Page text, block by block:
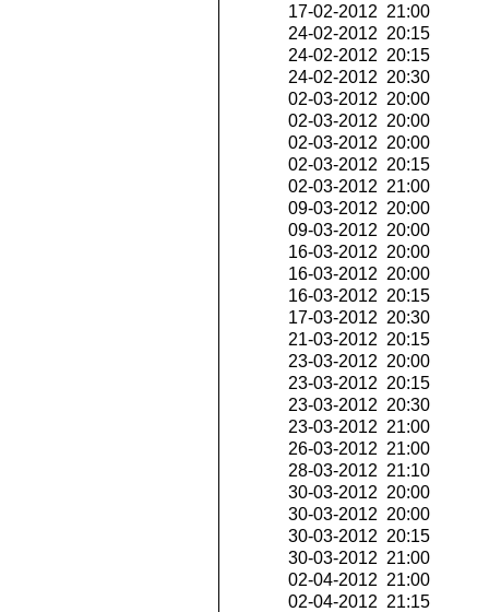
17-02-2012 21:00
24-02-2012 20:15
24-02-2012 20:15
24-02-2012 20:30
02-03-2012 20:00
02-03-2012 20:00
02-03-2012 20:00
02-03-2012 20:15
02-03-2012 21:00
09-03-2012 20:00
09-03-2012 20:00
16-03-2012 20:00
16-03-2012 20:00
16-03-2012 20:15
17-03-2012 20:30
21-03-2012 20:15
23-03-2012 20:00
23-03-2012 20:15
23-03-2012 20:30
23-03-2012 21:00
26-03-2012 21:00
28-03-2012 21:10
30-03-2012 20:00
30-03-2012 20:00
30-03-2012 20:15
30-03-2012 21:00
02-04-2012 21:00
02-04-2012 21:15